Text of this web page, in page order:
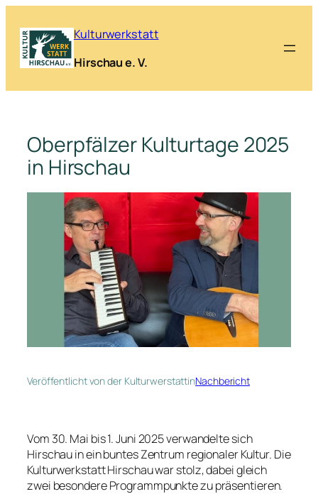
Inhalt
springen
Kulturwerkstatt
Hirschau e. V.
Oberpfälzer Kulturtage 2025
in Hirschau
Veröffentlicht von der KulturwerstattinNachbericht
Vom 30. Mai bis 1. Juni 2025 verwandelte sich
Hirschau in ein buntes Zentrum regionaler Kultur. Die
Kulturwerkstatt Hirschau war stolz, dabei gleich
zwei besondere Programmpunkte zu präsentieren.